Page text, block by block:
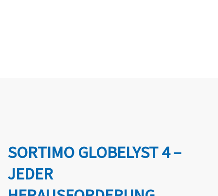
SORTIMO GLOBELYST 4 –
JEDER